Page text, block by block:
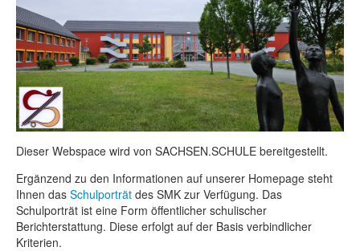
Dieser Webspace wird von SACHSEN.SCHULE bereitgestellt.
Ergänzend zu den Informationen auf unserer Homepage steht
Ihnen das Schulporträt des SMK zur Verfügung. Das
Schulporträt ist eine Form öffentlicher schulischer
Berichterstattung. Diese erfolgt auf der Basis verbindlicher
Kriterien.